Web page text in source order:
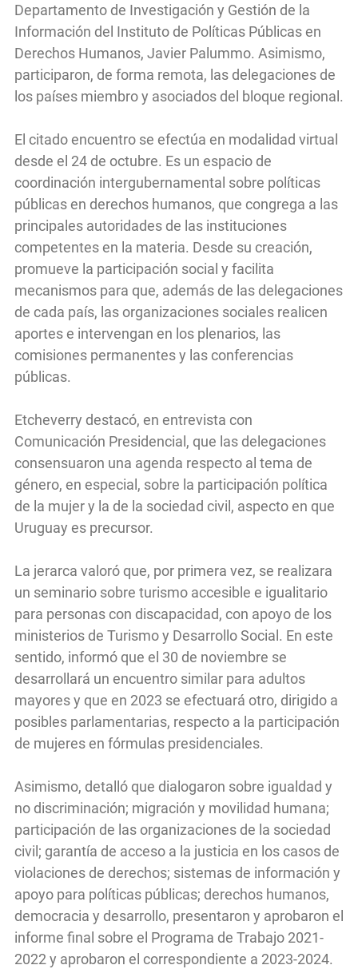
Departamento de Investigación y Gestión de la
Información del Instituto de Políticas Públicas en
Derechos Humanos, Javier Palummo. Asimismo,
participaron, de forma remota, las delegaciones de
los países miembro y asociados del bloque regional.
El citado encuentro se efectúa en modalidad virtual
desde el 24 de octubre. Es un espacio de
coordinación intergubernamental sobre políticas
públicas en derechos humanos, que congrega a las
principales autoridades de las instituciones
competentes en la materia. Desde su creación,
promueve la participación social y facilita
mecanismos para que, además de las delegaciones
de cada país, las organizaciones sociales realicen
aportes e intervengan en los plenarios, las
comisiones permanentes y las conferencias
públicas.
Etcheverry destacó, en entrevista con
Comunicación Presidencial, que las delegaciones
consensuaron una agenda respecto al tema de
género, en especial, sobre la participación política
de la mujer y la de la sociedad civil, aspecto en que
Uruguay es precursor.
La jerarca valoró que, por primera vez, se realizara
un seminario sobre turismo accesible e igualitario
para personas con discapacidad, con apoyo de los
ministerios de Turismo y Desarrollo Social. En este
sentido, informó que el 30 de noviembre se
desarrollará un encuentro similar para adultos
mayores y que en 2023 se efectuará otro, dirigido a
posibles parlamentarias, respecto a la participación
de mujeres en fórmulas presidenciales.
Asimismo, detalló que dialogaron sobre igualdad y
no discriminación; migración y movilidad humana;
participación de las organizaciones de la sociedad
civil; garantía de acceso a la justicia en los casos de
violaciones de derechos; sistemas de información y
apoyo para políticas públicas; derechos humanos,
democracia y desarrollo, presentaron y aprobaron el
informe final sobre el Programa de Trabajo 2021-
2022 y aprobaron el correspondiente a 2023-2024.